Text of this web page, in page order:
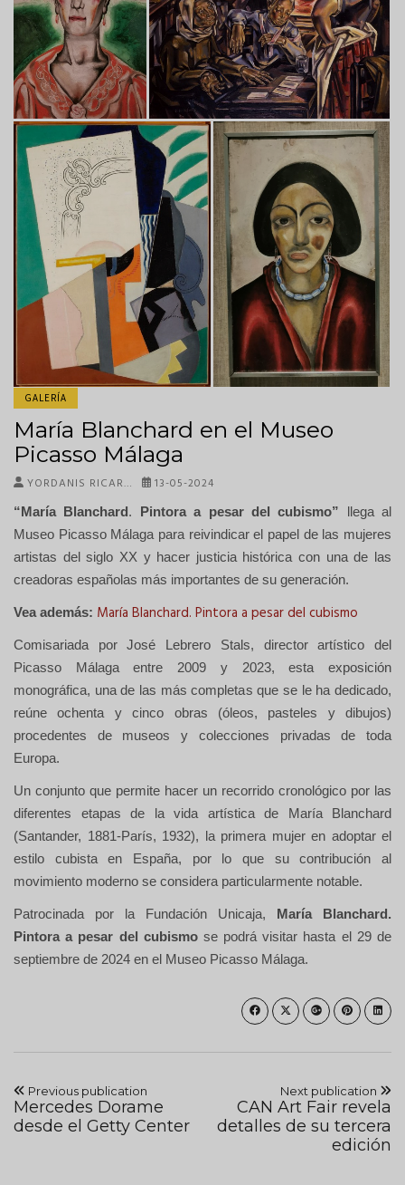
GALERÍA
María Blanchard en el Museo
Picasso Málaga
YORDANIS RICAR… 13-05-2024
“María Blanchard . Pintora a pesar del cubismo”
llega al
Museo Picasso Málaga para reivindicar el papel de las mujeres
artistas del siglo XX y hacer justicia histórica con una de las
creadoras españolas más importantes de su generación.
Vea además: María Blanchard. Pintora a pesar del cubismo
Comisariada por José Lebrero Stals, director artístico del
Picasso Málaga entre 2009 y 2023, esta exposición
monográfica, una de las más completas que se le ha dedicado,
reúne ochenta y cinco obras (óleos, pasteles y dibujos)
procedentes de museos y colecciones privadas de toda
Europa.
Un conjunto que permite hacer un recorrido cronológico por las
diferentes etapas de la vida artística de María Blanchard
(Santander, 1881-París, 1932), la primera mujer en adoptar el
estilo cubista en España, por lo que su contribución al
movimiento moderno se considera particularmente notable.
Patrocinada por la Fundación Unicaja,
María Blanchard.
Pintora a pesar del cubismo se podrá visitar hasta el 29 de
septiembre de 2024 en el Museo Picasso Málaga.
Previous publication
Mercedes Dorame
desde el Getty Center
Next publication
CAN Art Fair revela
detalles de su tercera
edición